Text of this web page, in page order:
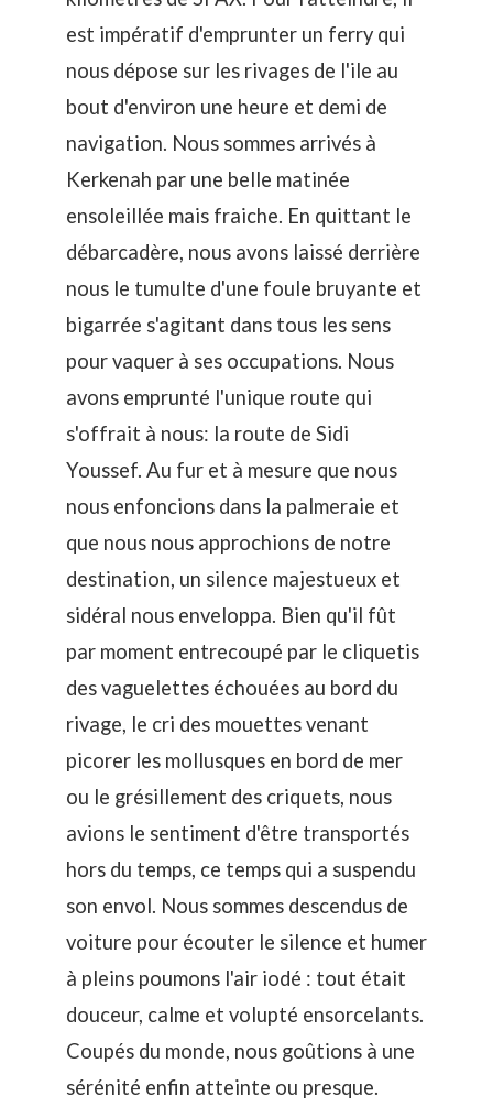
est impératif d'emprunter un ferry qui
nous dépose sur les rivages de l'ile au
bout d'environ une heure et demi de
navigation. Nous sommes arrivés à
Kerkenah par une belle matinée
ensoleillée mais fraiche. En quittant le
débarcadère, nous avons laissé derrière
nous le tumulte d'une foule bruyante et
bigarrée s'agitant dans tous les sens
pour vaquer à ses occupations. Nous
avons emprunté l'unique route qui
s'offrait à nous: la route de Sidi
Youssef. Au fur et à mesure que nous
nous enfoncions dans la palmeraie et
que nous nous approchions de notre
destination, un silence majestueux et
sidéral nous enveloppa. Bien qu'il fût
par moment entrecoupé par le cliquetis
des vaguelettes échouées au bord du
rivage, le cri des mouettes venant
picorer les mollusques en bord de mer
ou le grésillement des criquets, nous
avions le sentiment d'être transportés
hors du temps, ce temps qui a suspendu
son envol. Nous sommes descendus de
voiture pour écouter le silence et humer
à pleins poumons l'air iodé : tout était
douceur, calme et volupté ensorcelants.
Coupés du monde, nous goûtions à une
sérénité enfin atteinte ou presque.